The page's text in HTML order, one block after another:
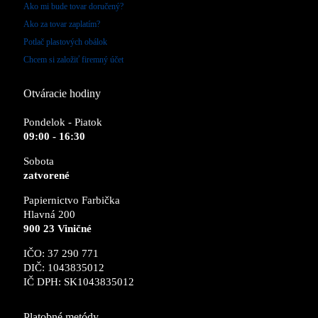
Ako mi bude tovar doručený?
Ako za tovar zaplatím?
Potlač plastových obálok
Chcem si založiť firemný účet
Otváracie hodiny
Pondelok - Piatok
09:00 - 16:30
Sobota
zatvorené
Papiernictvo Farbička
Hlavná 200
900 23 Viničné
IČO: 37 290 771
DIČ: 1043835012
IČ DPH: SK1043835012